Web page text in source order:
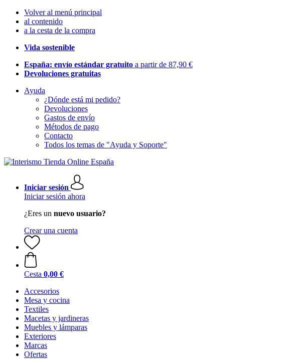
Volver al menú principal
al contenido
a la cesta de la compra
Vida sostenible
España: envío estándar gratuito a partir de 87,90 €
Devoluciones gratuitas
Ayuda
¿Dónde está mi pedido?
Devoluciones
Gastos de envío
Métodos de pago
Contacto
Todos los temas de "Ayuda y Soporte"
Iniciar sesión
Iniciar sesión ahora
¿Eres un nuevo usuario?
Crear una cuenta
Cesta 0,00 €
Accesorios
Mesa y cocina
Textiles
Macetas y jardineras
Muebles y lámparas
Exteriores
Marcas
Ofertas